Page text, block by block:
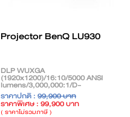
Projector BenQ LU930
DLP WUXGA
(1920x1200)/16:10/5000 ANSI
lumens/3,000,000:1/D-
sub,HDMI,PC,USB
ราคาปกติ : 99,900 บาท
ราคาพิเศษ : 99,900 บาท
( ราคาไม่รวมภาษี )